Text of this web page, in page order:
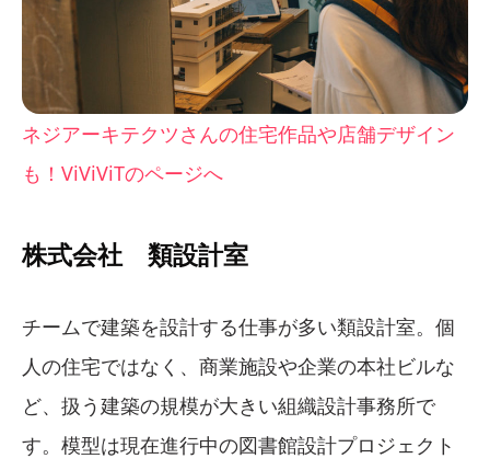
ネジアーキテクツさんの住宅作品や店舗デザイン
も！ViViViTのページへ
株式会社 類設計室
チームで建築を設計する仕事が多い類設計室。個
人の住宅ではなく、商業施設や企業の本社ビルな
ど、扱う建築の規模が大きい組織設計事務所で
す。模型は現在進行中の図書館設計プロジェクト